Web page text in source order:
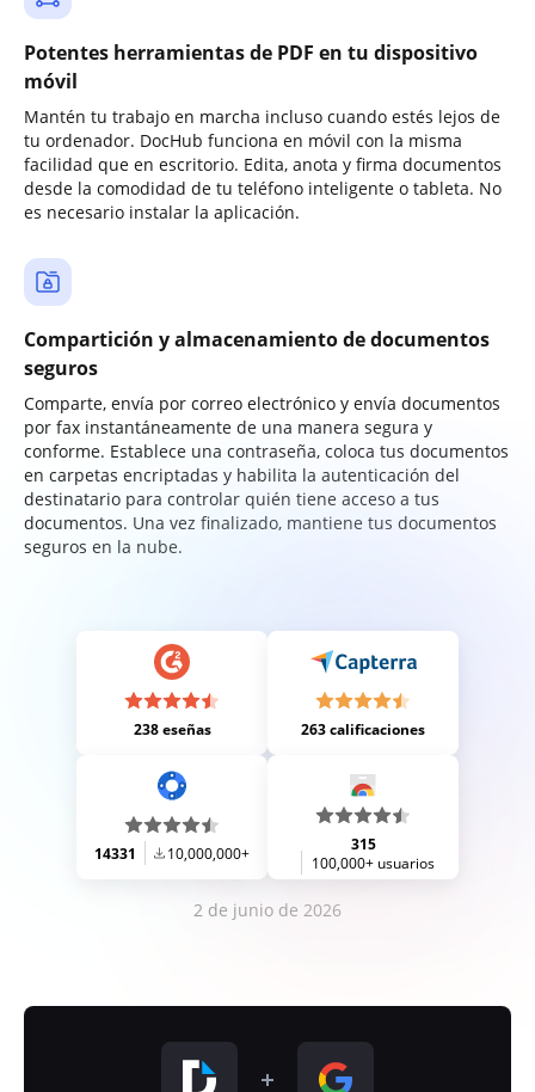
Potentes herramientas de PDF en tu dispositivo
móvil
Mantén tu trabajo en marcha incluso cuando estés lejos de
tu ordenador. DocHub funciona en móvil con la misma
facilidad que en escritorio. Edita, anota y firma documentos
desde la comodidad de tu teléfono inteligente o tableta. No
es necesario instalar la aplicación.
Compartición y almacenamiento de documentos
seguros
Comparte, envía por correo electrónico y envía documentos
por fax instantáneamente de una manera segura y
conforme. Establece una contraseña, coloca tus documentos
en carpetas encriptadas y habilita la autenticación del
destinatario para controlar quién tiene acceso a tus
documentos. Una vez finalizado, mantiene tus documentos
seguros en la nube.
238 eseñas 263 calificaciones
14331 10,000,000+
315
100,000+ usuarios
2 de junio de 2026